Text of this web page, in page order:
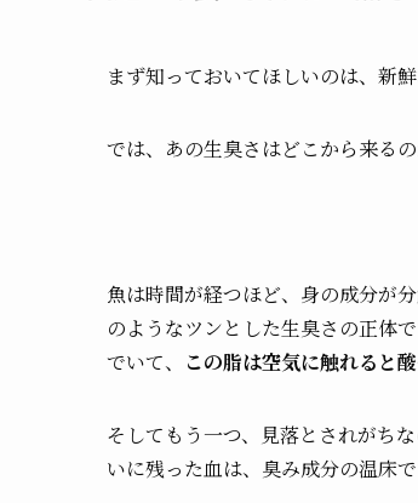
まず知っておいてほしいのは、新
では、あの生臭さはどこから来る
魚は時間が経つほど、身の成分が
のようなツンとした生臭さの正体
でいて、
この脂は空気に触れると
そしてもう一つ、見落とされがち
いに残った血は、臭み成分の温床で